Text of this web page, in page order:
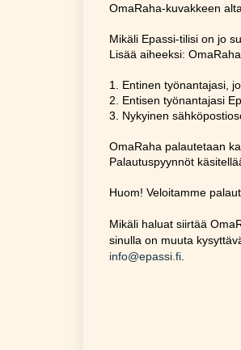
OmaRaha-kuvakkeen
Mikäli Epassi-tilisi on jo
Lisää aiheeksi:
1. Entinen työnantajasi,
2. Entisen työnantajasi
3. Nykyinen
OmaRaha palautetaan
Palautuspyynnöt
Huom! Veloitamme
Mikäli haluat siirtää
sinulla on muuta
info@epassi.fi